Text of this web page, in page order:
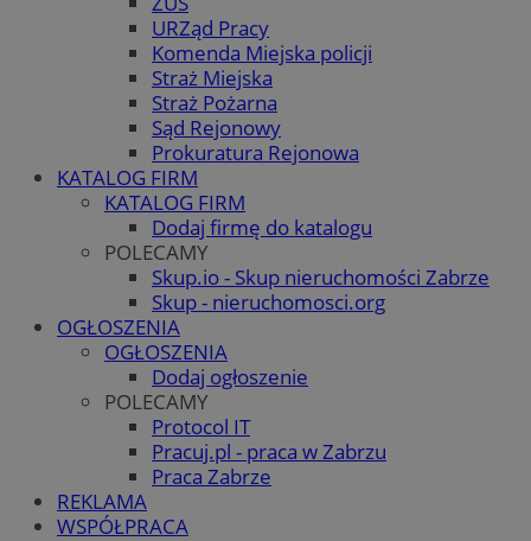
URZąd Pracy
Komenda Miejska policji
Straż Miejska
Straż Pożarna
Sąd Rejonowy
Prokuratura Rejonowa
KATALOG FIRM
KATALOG FIRM
Dodaj firmę do katalogu
POLECAMY
Skup.io - Skup nieruchomości Zabrze
Skup - nieruchomosci.org
OGŁOSZENIA
OGŁOSZENIA
Dodaj ogłoszenie
POLECAMY
Protocol IT
Pracuj.pl - praca w Zabrzu
Praca Zabrze
REKLAMA
WSPÓŁPRACA